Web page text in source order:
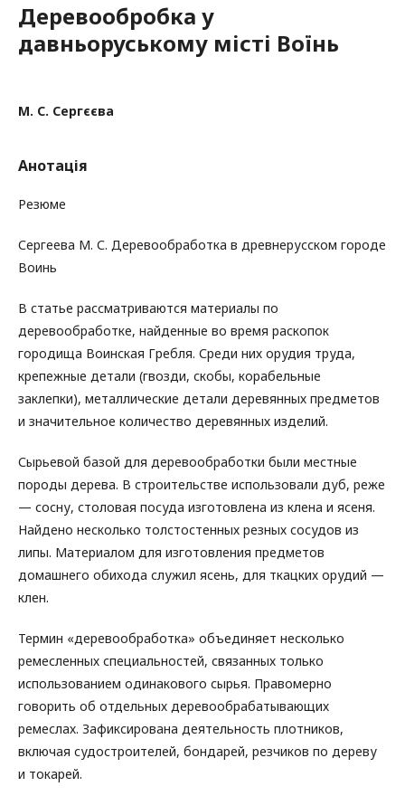
Деревообробка у
давньоруському місті Воїнь
М. С. Сергєєва
Анотація
Резюме
Сергеева М. С. Деревообработка в древнерусском городе
Воинь
В статье рассматриваются материалы по
деревообработке, найденные во время раскопок
городища Воинская Гребля. Среди них орудия труда,
крепежные детали (гвозди, скобы, корабельные
заклепки), металлические детали деревянных предметов
и значительное количество деревянных изделий.
Сырьевой базой для деревообработки были местные
породы дерева. В строительстве использовали дуб, реже
— сосну, столовая посуда изготовлена из клена и ясеня.
Найдено несколько толстостенных резных сосудов из
липы. Материалом для изготовления предметов
домашнего обихода служил ясень, для ткацких орудий —
клен.
Термин «деревообработка» объединяет несколько
ремесленных специальностей, связанных только
использованием одинакового сырья. Правомерно
говорить об отдельных деревообрабатывающих
ремеслах. Зафиксирована деятельность плотников,
включая судостроителей, бондарей, резчиков по дереву
и токарей.